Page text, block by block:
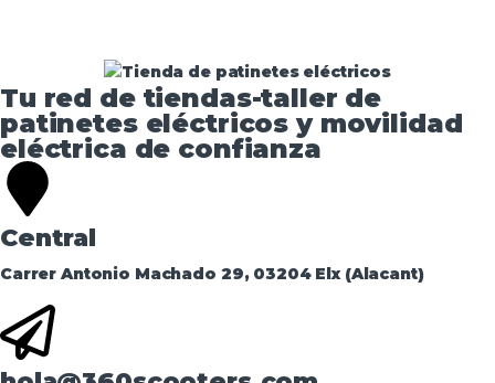
Tu red de tiendas-taller de
patinetes eléctricos y movilidad
eléctrica de confianza​
Central
Carrer Antonio Machado 29, 03204 Elx (Alacant)